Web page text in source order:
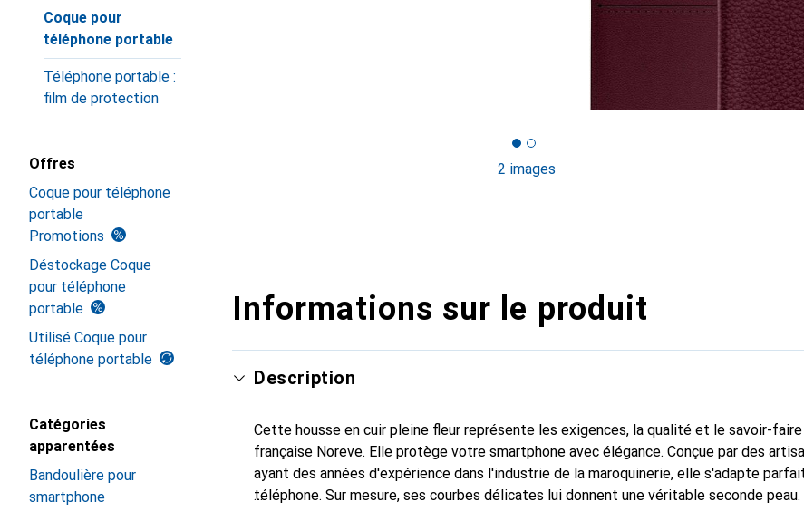
Coque pour
téléphone portable
Téléphone portable :
film de protection
Offres
Coque pour téléphone
portable
Promotions
Déstockage Coque
pour téléphone
portable
Utilisé Coque pour
téléphone portable
Catégories
apparentées
Bandoulière pour
smartphone
2 images
Informations sur le produit
Description
Cette housse en cuir pleine fleur représente les exigences, la qualité et le savoir-
française Noreve. Elle protège votre smartphone avec élégance. Conçue par des
ayant des années d'expérience dans l'industrie de la maroquinerie, elle s'adapte
téléphone. Sur mesure, ses courbes délicates lui donnent une véritable seconde